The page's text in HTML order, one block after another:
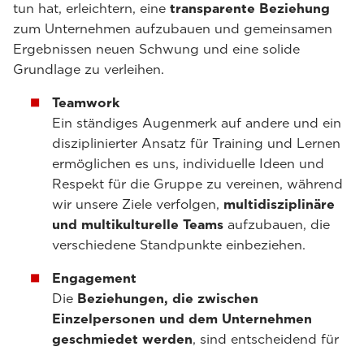
tun hat, erleichtern, eine transparente Beziehung
zum Unternehmen aufzubauen und gemeinsamen
Ergebnissen neuen Schwung und eine solide
Grundlage zu verleihen.
Teamwork
Ein ständiges Augenmerk auf andere und ein
disziplinierter Ansatz für Training und Lernen
ermöglichen es uns, individuelle Ideen und
Respekt für die Gruppe zu vereinen, während
wir unsere Ziele verfolgen, multidisziplinäre
und multikulturelle Teams aufzubauen, die
verschiedene Standpunkte einbeziehen.
Engagement
Die Beziehungen, die zwischen
Einzelpersonen und dem Unternehmen
geschmiedet werden, sind entscheidend für